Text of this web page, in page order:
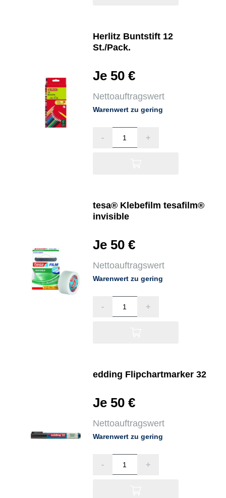
Herlitz Buntstift 12
St./Pack.
Je 50 €
Nettoauftragswert
Warenwert zu gering
- +
tesa® Klebefilm tesafilm®
invisible
Je 50 €
Nettoauftragswert
Warenwert zu gering
- +
edding Flipchartmarker 32
Je 50 €
Nettoauftragswert
Warenwert zu gering
- +